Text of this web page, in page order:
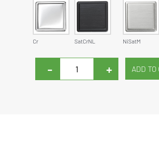
Cr SatCrNL NiSatM
- +